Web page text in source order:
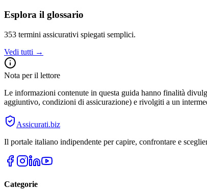
Esplora il glossario
353 termini assicurativi spiegati semplici.
Vedi tutti →
Nota per il lettore
Le informazioni contenute in questa guida hanno finalità
aggiuntivo, condizioni di assicurazione) e rivolgiti a un
Assicurati.biz
Il portale italiano indipendente per capire, confrontare e
Categorie